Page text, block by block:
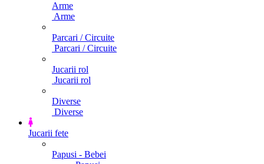
Arme
Arme
Parcari / Circuite
Parcari / Circuite
Jucarii rol
Jucarii rol
Diverse
Diverse
Jucarii fete
Papusi - Bebei